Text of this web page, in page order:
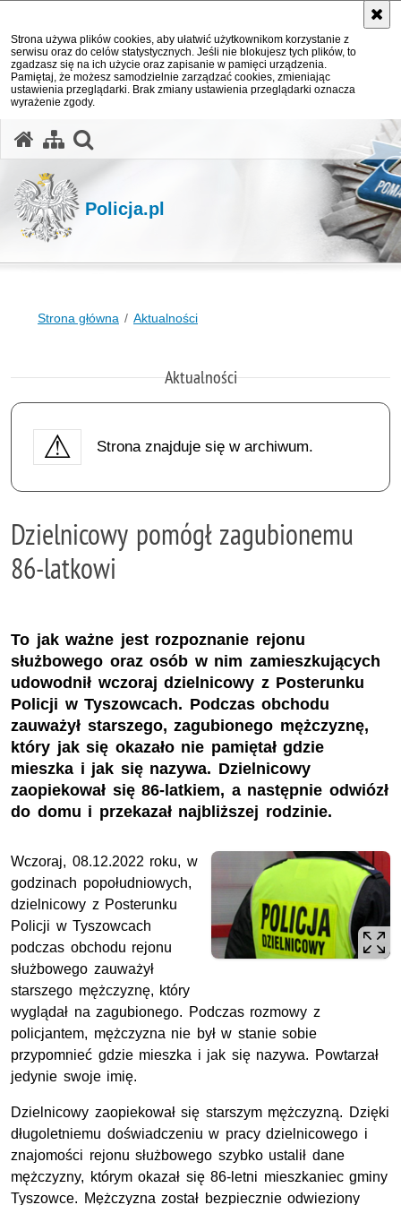
Strona używa plików cookies, aby ułatwić użytkownikom korzystanie z
serwisu oraz do celów statystycznych. Jeśli nie blokujesz tych plików, to
zgadzasz się na ich użycie oraz zapisanie w pamięci urządzenia.
Pamiętaj, że możesz samodzielnie zarządzać cookies, zmieniając
ustawienia przeglądarki. Brak zmiany ustawienia przeglądarki oznacza
wyrażenie zgody.
Policja.pl
Strona główna Aktualności
Aktualności
Strona znajduje się w archiwum.
Dzielnicowy pomógł zagubionemu
86-latkowi
To jak ważne jest rozpoznanie rejonu
służbowego oraz osób w nim zamieszkujących
udowodnił wczoraj dzielnicowy z Posterunku
Policji w Tyszowcach. Podczas obchodu
zauważył starszego, zagubionego mężczyznę,
który jak się okazało nie pamiętał gdzie
mieszka i jak się nazywa. Dzielnicowy
zaopiekował się 86-latkiem, a następnie odwiózł
do domu i przekazał najbliższej rodzinie.
Wczoraj, 08.12.2022 roku, w
godzinach popołudniowych,
dzielnicowy z Posterunku
Policji w Tyszowcach
podczas obchodu rejonu
służbowego zauważył
starszego mężczyznę, który
wyglądał na zagubionego. Podczas rozmowy z
policjantem, mężczyzna nie był w stanie sobie
przypomnieć gdzie mieszka i jak się nazywa. Powtarzał
jedynie swoje imię.
Dzielnicowy zaopiekował się starszym mężczyzną. Dzięki
długoletniemu doświadczeniu w pracy dzielnicowego i
znajomości rejonu służbowego szybko ustalił dane
mężczyzny, którym okazał się 86-letni mieszkaniec gminy
Tyszowce. Mężczyzna został bezpiecznie odwieziony